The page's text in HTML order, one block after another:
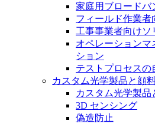
家庭用ブロードバ
フィールド作業者
工事事業者向けソ
オペレーションマ
ション
テストプロセスの
カスタム光学製品と顔
カスタム光学製品
3D センシング
偽造防止